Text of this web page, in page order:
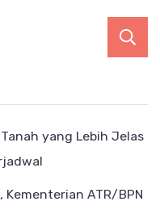
yang Lebih Jelas
Kementerian ATR/BPN